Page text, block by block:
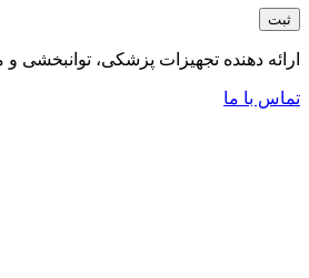
ارائه دهنده تجهیزات پزشکی،
تماس با ما